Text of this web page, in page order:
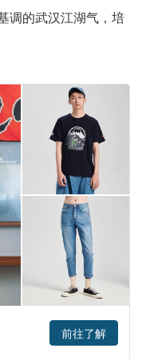
调的武汉江湖气，培